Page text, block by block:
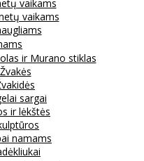
vaikams
vaikams
ir Murano stiklas
Žvakės
sargai
ir lėkštės
namams